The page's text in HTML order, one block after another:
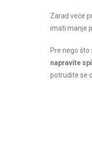
Zarad veće
imati manje
Pre nego
napravite
potrudite se